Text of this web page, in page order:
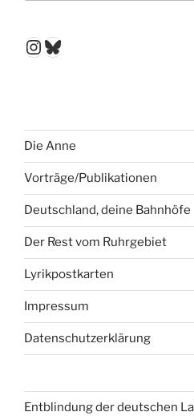
Instagram
Bluesky
Die Anne
Vorträge/Publikationen
Deutschland, deine Bahnhöfe
Der Rest vom Ruhrgebiet
Lyrikpostkarten
Impressum
Datenschutzerklärung
Entblindung der deutschen